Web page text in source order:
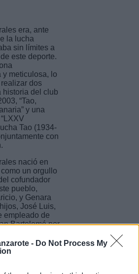
- Do Not Process My
era, ante
la lucha
sin límites a
este deporte.
y meticulosa, lo
dos
historia del club
“Tao,
y una
Tao (1934-
con
nació en
un orgullo
cofundador
pueblo,
y Genara
José Luis,
empleado de
Bartolomé por
2016, la lucha
homenaje